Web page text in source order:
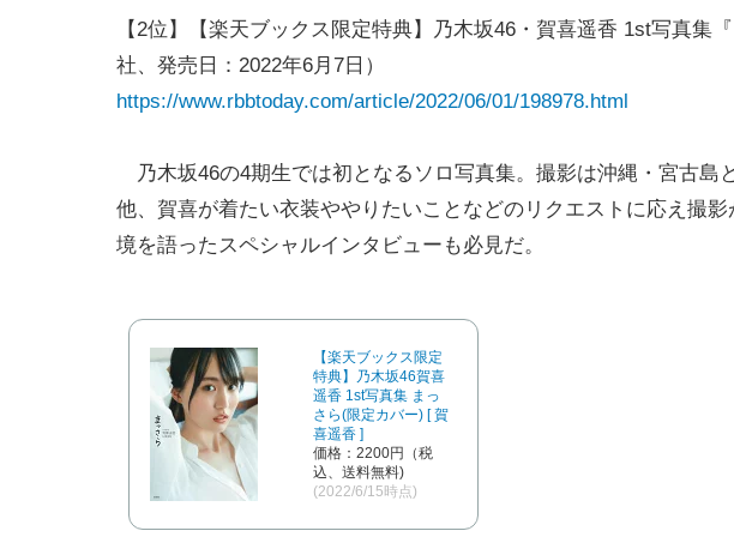
【2位】【楽天ブックス限定特典】乃木坂46・賀喜遥香 1st写真集
社、発売日：2022年6月7日）
https://www.rbbtoday.com/article/2022/06/01/198978.html
乃木坂46の4期生では初となるソロ写真集。撮影は沖縄・宮古島
他、賀喜が着たい衣装ややりたいことなどのリクエストに応え撮
境を語ったスペシャルインタビューも必見だ。
【楽天ブックス限定
特典】乃木坂46賀喜
遥香 1st写真集 まっ
さら(限定カバー) [ 賀
喜遥香 ]
価格：2200円（税
込、送料無料)
(2022/6/15時点)